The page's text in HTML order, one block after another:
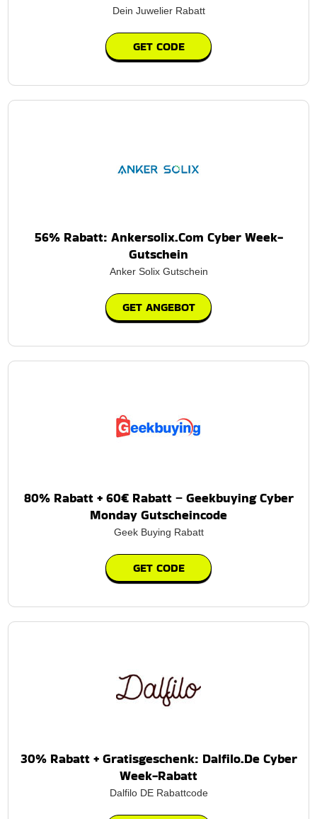
Dein Juwelier Rabatt
GET CODE
56% Rabatt: Ankersolix.Com Cyber Week-
Gutschein
Anker Solix Gutschein
GET ANGEBOT
80% Rabatt + 60€ Rabatt – Geekbuying Cyber
Monday Gutscheincode
Geek Buying Rabatt
GET CODE
30% Rabatt + Gratisgeschenk: Dalfilo.De Cyber
Week-Rabatt
Dalfilo DE Rabattcode